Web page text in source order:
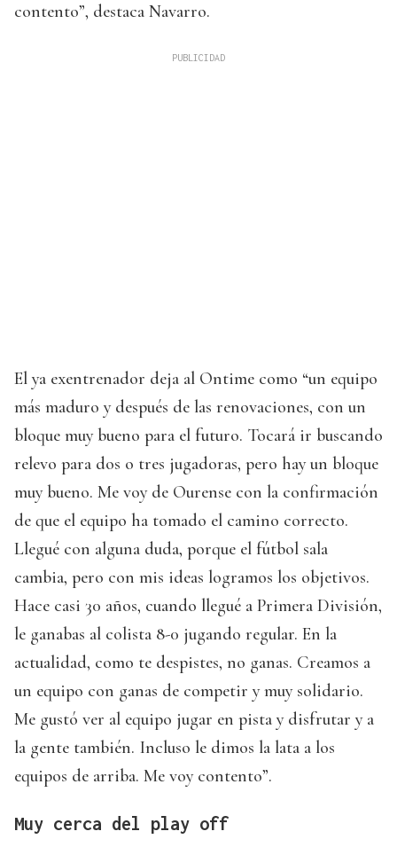
contento”, destaca Navarro.
El ya exentrenador deja al Ontime como “un equipo
más maduro y después de las renovaciones, con un
bloque muy bueno para el futuro. Tocará ir buscando
relevo para dos o tres jugadoras, pero hay un bloque
muy bueno. Me voy de Ourense con la confirmación
de que el equipo ha tomado el camino correcto.
Llegué con alguna duda, porque el fútbol sala
cambia, pero con mis ideas logramos los objetivos.
Hace casi 30 años, cuando llegué a Primera División,
le ganabas al colista 8-0 jugando regular. En la
actualidad, como te despistes, no ganas. Creamos a
un equipo con ganas de competir y muy solidario.
Me gustó ver al equipo jugar en pista y disfrutar y a
la gente también. Incluso le dimos la lata a los
equipos de arriba. Me voy contento”.
Muy cerca del play off